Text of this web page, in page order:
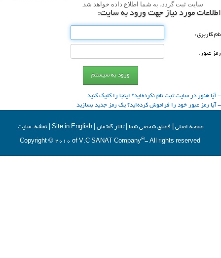
سايت ثبت گردد، به شما اطلاع داده خواهد شد.
اطلاعات مورد نیاز جهت ورود به سایت:
نام كاربری:
رمز عبور:
- آیا هنوز در سایت ثبت نام نكرده‌اید؟ اینجا را كلیك كنید
- آیا رمز عبور خود را فراموش كرده‌اید؟ یك رمز جدید بسازید
صفحه اصلي فضاي شخصي شما |تالار گفتمان |
Site in English
|نقشه-سایت
Copyright © 2010 of V.C SANAT Company
®- All rights reserved